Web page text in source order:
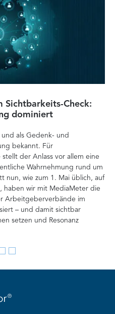
Sichtbarkeits-Check:
dominiert
als Gedenk- und
bekannt. Für
der Anlass vor allem eine
Wahrnehmung rund um
nun, wie zum 1. Mai üblich, auf
haben wir mit MediaMeter die
Arbeitgeberverbände im
– und damit sichtbar
setzen und Resonanz
Go
slide
Go
slide